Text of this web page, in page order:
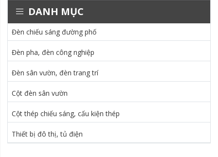
DANH MỤC
Đèn chiếu sáng đường phố
Đèn pha, đèn công nghiệp
Đèn sân vườn, đèn trang trí
Cột đèn sân vườn
Cột thép chiếu sáng, cấu kiện thép
Thiết bị đô thị, tủ điện